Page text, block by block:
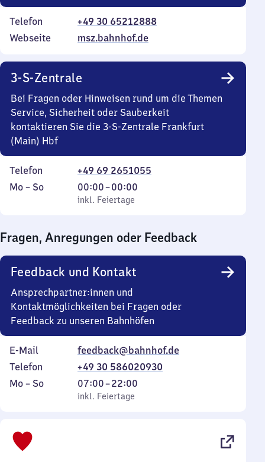
Telefon
+49 30 65212888
Webseite
msz.bahnhof.de
3-S-Zentrale
Bei Fragen oder Hinweisen rund um die Themen
Service, Sicherheit oder Sauberkeit
kontaktieren Sie die 3-S-Zentrale Frankfurt
(Main) Hbf
Telefon
+49 69 2651055
Montag
Mo – So,
inkl. Feiertage
00:00–00:00
Von
0
0
Uhr
inkl. Feiertage
Fragen, Anregungen oder Feedback
Feedback und Kontakt
Ansprechpartner:innen und
Kontaktmöglichkeiten bei Fragen oder
Feedback zu unseren Bahnhöfen
E-Mail
feedback@bahnhof.de
Telefon
+49 30 586020930
Montag
Mo – So,
inkl. Feiertage
07:00–22:00
Von
7
inkl. Feiertage